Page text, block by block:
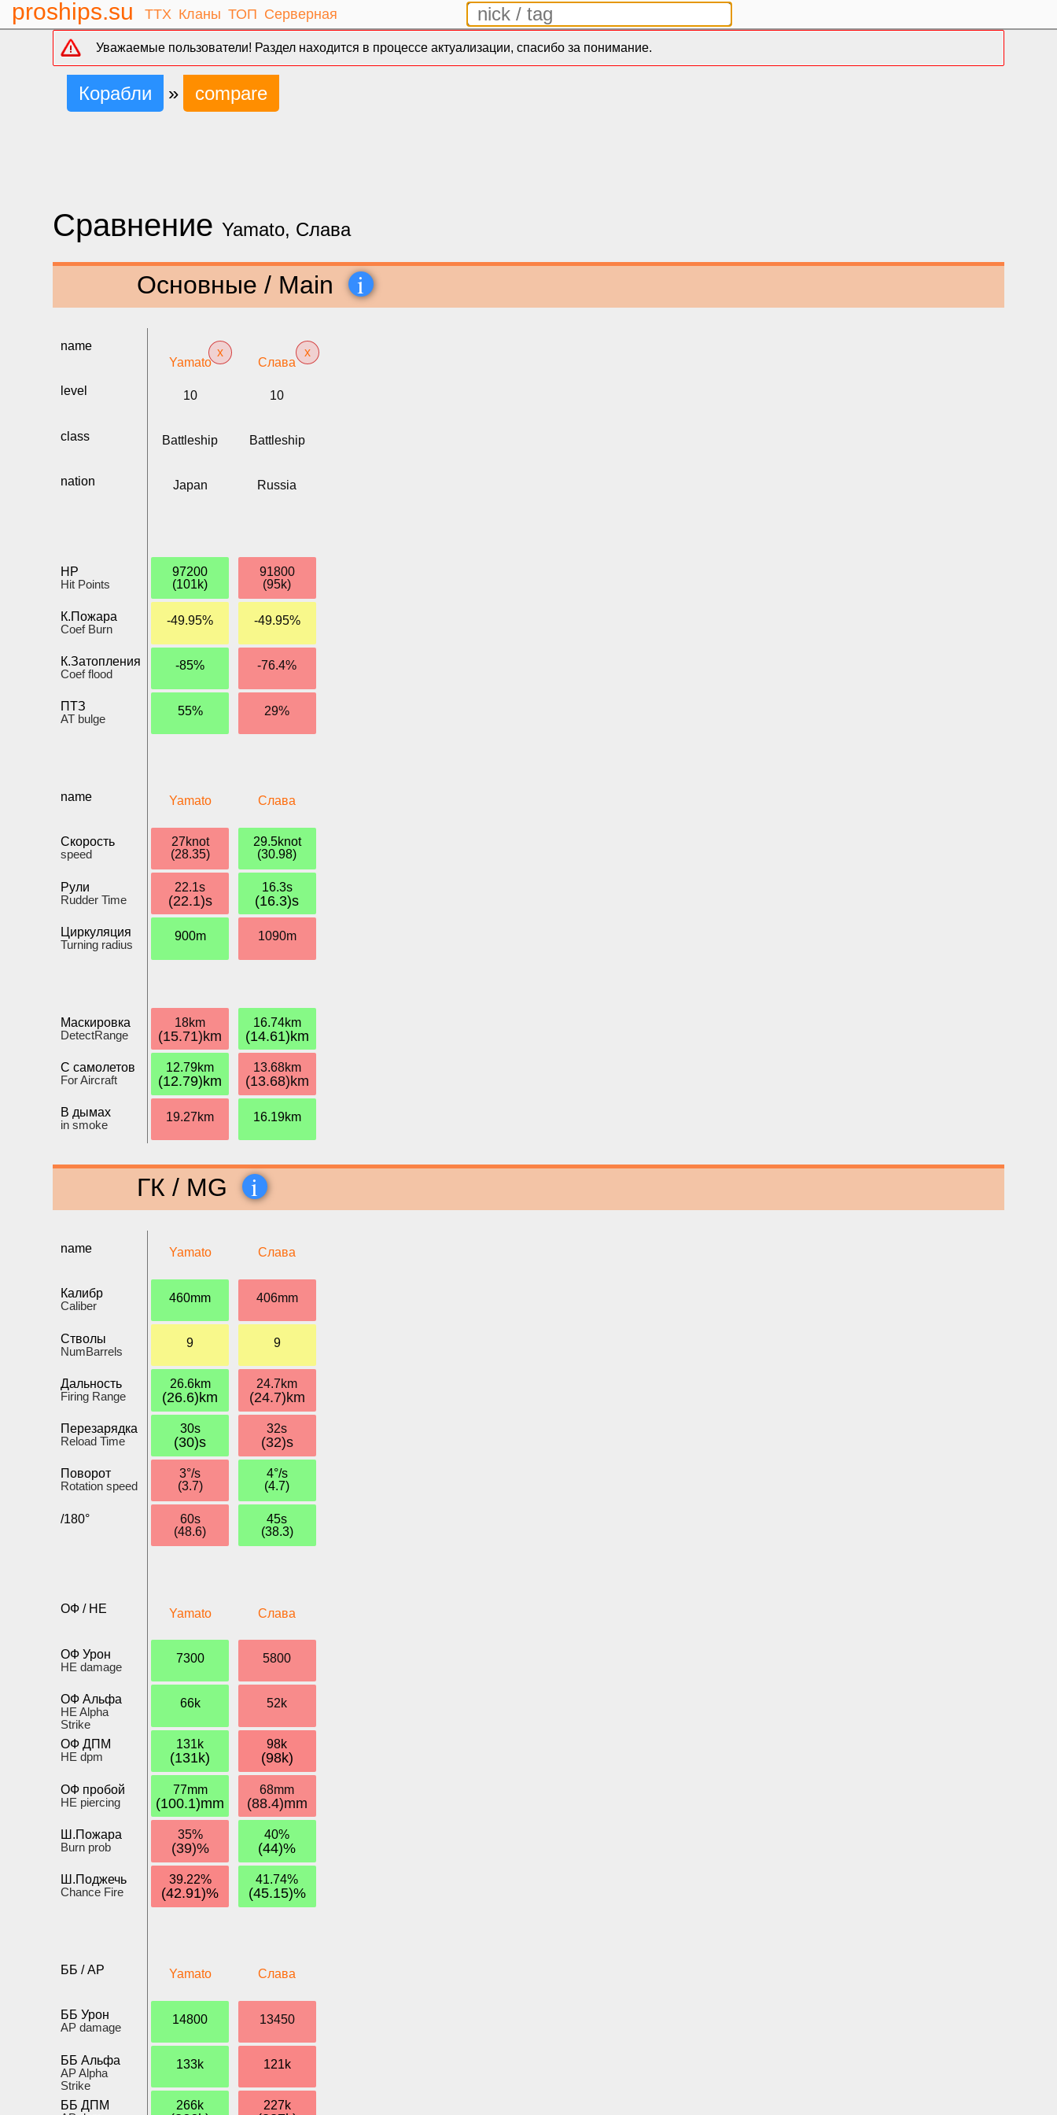
proships.su ТТХ Кланы ТОП Серверная
Уважаемые пользователи! Раздел находится в процессе актуализации, спасибо за понимание.
Корабли » compare
СравнениеYamato, Слава
Основные / Main i
name
level
class
nation
HP
Hit Points
К.Пожара
Coef Burn
К.Затопления
Coef flood
ПТЗ
AT bulge
name
Скорость
speed
Рули
Rudder Time
Циркуляция
Turning radius
Маскировка
DetectRange
С самолетов
For Aircraft
В дымах
in smoke
Yamato
x
10
Battleship
Japan
97200
(101k)
-49.95%
-85%
55%
Yamato
27knot
(28.35)
22.1s
(22.1)s
900m
18km
(15.71)km
12.79km
(12.79)km
19.27km
Слава
x
10
Battleship
Russia
91800
(95k)
-49.95%
-76.4%
29%
Слава
29.5knot
(30.98)
16.3s
(16.3)s
1090m
16.74km
(14.61)km
13.68km
(13.68)km
16.19km
ГК / MG i
name
Калибр
Caliber
Стволы
NumBarrels
Дальность
Firing Range
Перезарядка
Reload Time
Поворот
Rotation speed
/180°
ОФ / HE
ОФ Урон
HE damage
ОФ Альфа
HE Alpha
Strike
ОФ ДПМ
HE dpm
ОФ пробой
HE piercing
Ш.Пожара
Burn prob
Ш.Поджечь
Chance Fire
ББ / AP
ББ Урон
AP damage
ББ Альфа
AP Alpha
Strike
ББ ДПМ
Yamato
460mm
9
26.6km
(26.6)km
30s
(30)s
3°/s
(3.7)
60s
(48.6)
Yamato
7300
66k
131k
(131k)
77mm
(100.1)mm
35%
(39)%
39.22%
(42.91)%
Yamato
14800
133k
266k
Слава
406mm
9
24.7km
(24.7)km
32s
(32)s
4°/s
(4.7)
45s
(38.3)
Слава
5800
52k
98k
(98k)
68mm
(88.4)mm
40%
(44)%
41.74%
(45.15)%
Слава
13450
121k
227k